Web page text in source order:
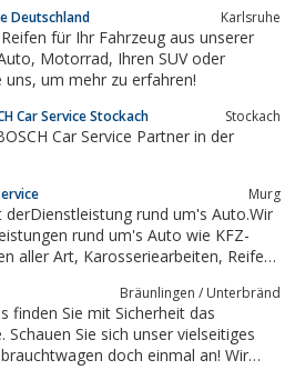
Deutschland Karlsruhe
für Ihr Fahrzeug aus unserer
oder
Transporter! Besuchen Sie uns, um mehr zu erfahren!
Car Service Stockach Stockach
Car Service Partner in der
Murg
rund um's Auto.Wir
rund um's Auto wie KFZ-
pro Woche im Hausstatt.
Bräunlingen / Unterbränd
finden Sie mit Sicherheit das
Schauen Sie sich unser vielseitiges
doch einmal an! Wir